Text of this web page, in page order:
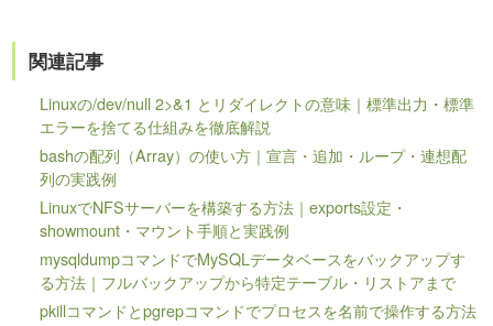
関連記事
Linuxの/dev/null 2>&1 とリダイレクトの意味｜標準出力・標準
エラーを捨てる仕組みを徹底解説
bashの配列（Array）の使い方｜宣言・追加・ループ・連想配
列の実践例
LinuxでNFSサーバーを構築する方法｜exports設定・
showmount・マウント手順と実践例
mysqldumpコマンドでMySQLデータベースをバックアップす
る方法｜フルバックアップから特定テーブル・リストアまで
pkillコマンドとpgrepコマンドでプロセスを名前で操作する方法